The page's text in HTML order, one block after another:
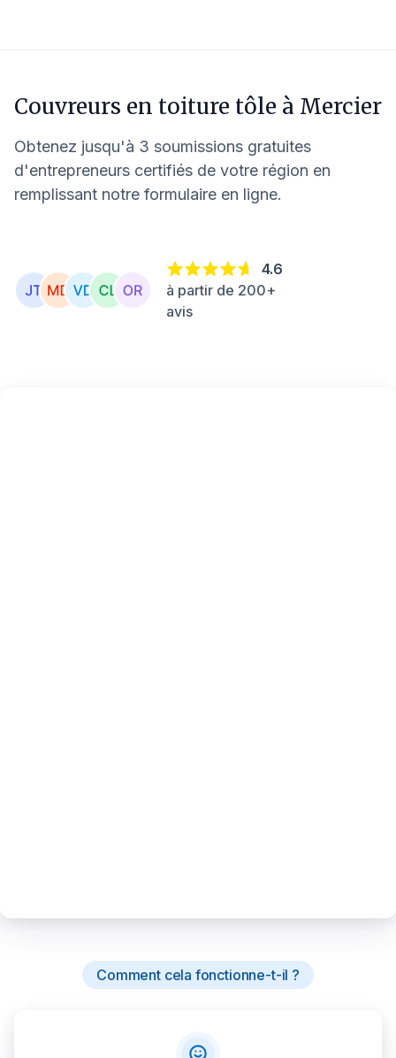
Couvreurs en toiture tôle à Mercier
Obtenez jusqu'à 3 soumissions gratuites
d'entrepreneurs certifiés de votre région en
remplissant notre formulaire en ligne.
4.6
à partir de 200+
avis
Comment cela fonctionne-t-il ?